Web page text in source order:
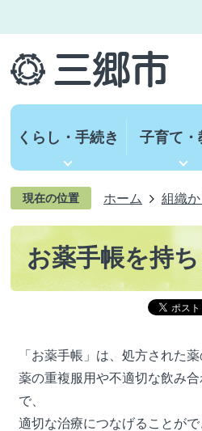
くらし・手続き 子育て・
現在の位置 ホーム 組織
お薬手帳を持
「お薬手帳」は、処方された
薬の重複服用や不適切な飲み
で、
適切な治療につなげることが